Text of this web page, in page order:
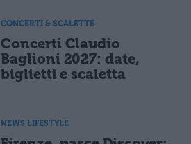
CONCERTI & SCALETTE
Concerti Claudio
Baglioni 2027: date,
biglietti e scaletta
NEWS LIFESTYLE